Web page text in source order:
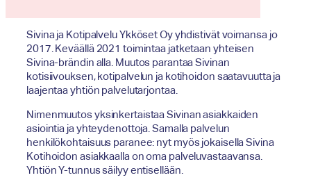
Sivina ja Kotipalvelu Ykköset Oy yhdistivät voimansa jo
2017. Keväällä 2021 toimintaa jatketaan yhteisen
Sivina-brändin alla. Muutos parantaa Sivinan
kotisiivouksen, kotipalvelun ja kotihoidon saatavuutta ja
laajentaa yhtiön palvelutarjontaa.
Nimenmuutos yksinkertaistaa Sivinan asiakkaiden
asiointia ja yhteydenottoja. Samalla palvelun
henkilökohtaisuus paranee: nyt myös jokaisella Sivina
Kotihoidon asiakkaalla on oma palveluvastaavansa.
Yhtiön Y-tunnus säilyy entisellään.